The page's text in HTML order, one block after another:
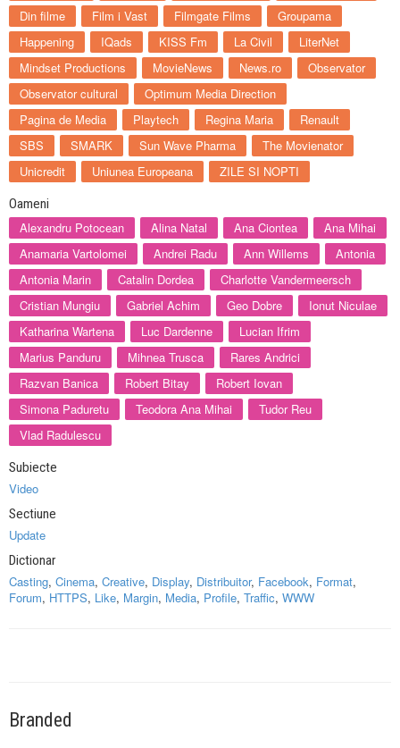
Din filme
Film i Vast Filmgate Films
Groupama
Happening
IQads KISS Fm La Civil
LiterNet
Mindset Productions
MovieNews News.ro
Observator
Observator cultural
Optimum Media Direction
Pagina de Media
Playtech Regina Maria
Renault
SBS
SMARK Sun Wave Pharma
The Movienator
Unicredit
Uniunea Europeana ZILE SI NOPTI
Oameni
Alexandru Potocean Alina Natal Ana Ciontea
Ana Mihai
Anamaria Vartolomei
Andrei Radu Ann Willems
Antonia
Antonia Marin
Catalin Dordea
Charlotte Vandermeersch
Cristian Mungiu
Gabriel Achim Geo Dobre
Ionut Niculae
Katharina Wartena
Luc Dardenne
Lucian Ifrim
Marius Panduru
Mihnea Trusca
Rares Andrici
Razvan Banica
Robert Bitay
Robert Iovan
Simona Paduretu
Teodora Ana Mihai
Tudor Reu
Vlad Radulescu
Subiecte
Video
Sectiune
Update
Dictionar
Casting, Cinema, Creative, Display, Distribuitor, Facebook, Format,
Forum, HTTPS, Like, Margin, Media, Profile, Traffic, WWW
Branded